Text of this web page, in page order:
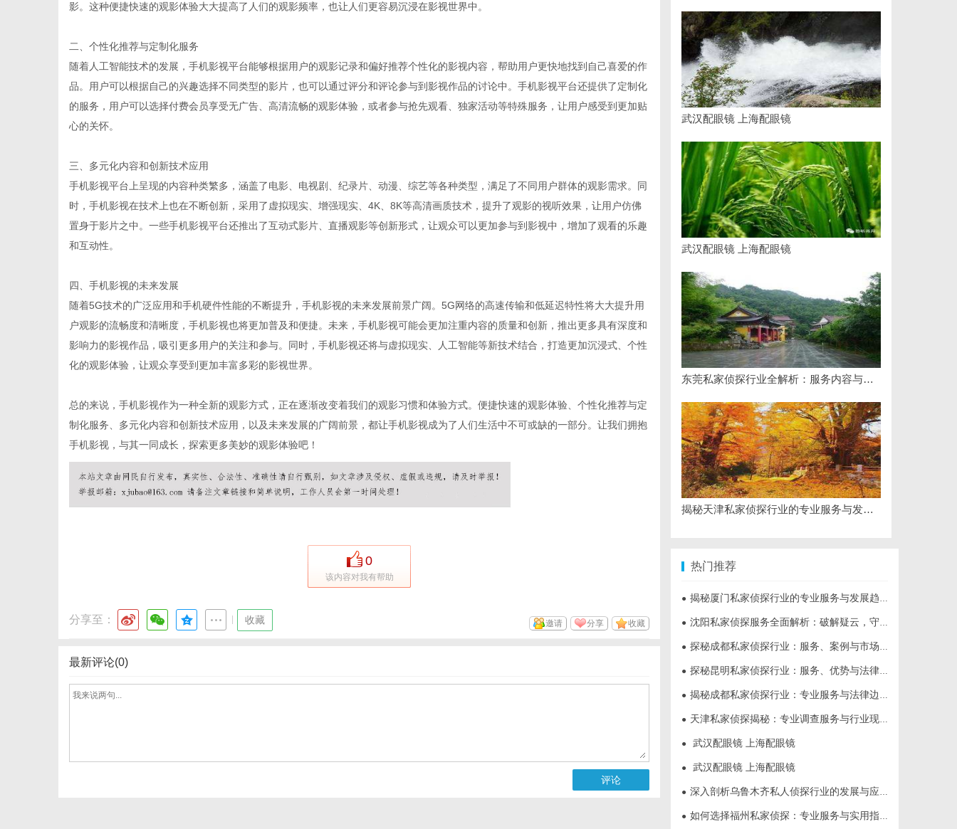
影。这种便捷快速的观影体验大大提高了人们的观影频率，也让人们更容易沉浸在影视世界中。
二、个性化推荐与定制化服务
随着人工智能技术的发展，手机影视平台能够根据用户的观影记录和偏好推荐个性化的影视内容，帮助用户更快地找到自己喜爱的作
品。用户可以根据自己的兴趣选择不同类型的影片，也可以通过评分和评论参与到影视作品的讨论中。手机影视平台还提供了定制化
的服务，用户可以选择付费会员享受无广告、高清流畅的观影体验，或者参与抢先观看、独家活动等特殊服务，让用户感受到更加贴
心的关怀。
三、多元化内容和创新技术应用
手机影视平台上呈现的内容种类繁多，涵盖了电影、电视剧、纪录片、动漫、综艺等各种类型，满足了不同用户群体的观影需求。同
时，手机影视在技术上也在不断创新，采用了虚拟现实、增强现实、4K、8K等高清画质技术，提升了观影的视听效果，让用户仿佛
置身于影片之中。一些手机影视平台还推出了互动式影片、直播观影等创新形式，让观众可以更加参与到影视中，增加了观看的乐趣
和互动性。
四、手机影视的未来发展
随着5G技术的广泛应用和手机硬件性能的不断提升，手机影视的未来发展前景广阔。5G网络的高速传输和低延迟特性将大大提升用
户观影的流畅度和清晰度，手机影视也将更加普及和便捷。未来，手机影视可能会更加注重内容的质量和创新，推出更多具有深度和
影响力的影视作品，吸引更多用户的关注和参与。同时，手机影视还将与虚拟现实、人工智能等新技术结合，打造更加沉浸式、个性
化的观影体验，让观众享受到更加丰富多彩的影视世界。
总的来说，手机影视作为一种全新的观影方式，正在逐渐改变着我们的观影习惯和体验方式。便捷快速的观影体验、个性化推荐与定
制化服务、多元化内容和创新技术应用，以及未来发展的广阔前景，都让手机影视成为了人们生活中不可或缺的一部分。让我们拥抱
手机影视，与其一同成长，探索更多美妙的观影体验吧！
0
该内容对我有帮助
分享至： 收藏 收藏
分享
邀请
最新评论(0)
评论
武汉配眼镜 上海配眼镜
武汉配眼镜 上海配眼镜
东莞私家侦探行业全解析：服务内容与法律边界详解
揭秘天津私家侦探行业的专业服务与发展趋势
热门推荐
● 揭秘厦门私家侦探行业的专业服务与发展趋势
● 沈阳私家侦探服务全面解析：破解疑云，守护真相的专家助力
● 探秘成都私家侦探行业：服务、案例与市场现状全面解析
● 探秘昆明私家侦探行业：服务、优势与法律守护
● 揭秘成都私家侦探行业：专业服务与法律边界解析
● 天津私家侦探揭秘：专业调查服务与行业现状详细解析
● 武汉配眼镜 上海配眼镜
● 武汉配眼镜 上海配眼镜
● 深入剖析乌鲁木齐私人侦探行业的发展与应用现状
● 如何选择福州私家侦探：专业服务与实用指南详解